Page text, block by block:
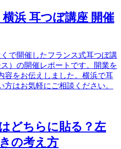
横浜 耳つぼ講座 開催
で開催したフランス式耳つぼ講
）の開催レポートです。開業を
容をお伝えしました。横浜で耳
方はお気軽にご相談ください。
どちらに貼る？左
の考え方